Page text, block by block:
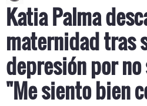
Katia Palma
maternidad tras
depresión por
"Me siento bien